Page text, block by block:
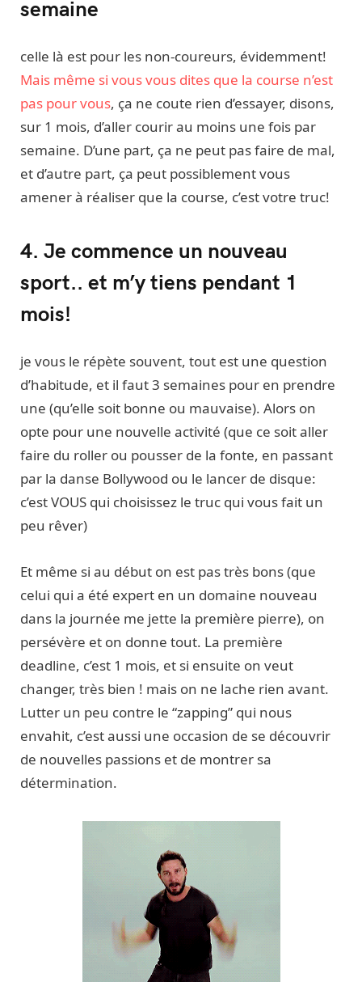
semaine
celle là est pour les non-coureurs, évidemment!
Mais même si vous vous dites que la course n’est
pas pour vous, ça ne coute rien d’essayer, disons,
sur 1 mois, d’aller courir au moins une fois par
semaine. D’une part, ça ne peut pas faire de mal,
et d’autre part, ça peut possiblement vous
amener à réaliser que la course, c’est votre truc!
4. Je commence un nouveau
sport.. et m’y tiens pendant 1
mois!
je vous le répète souvent, tout est une question
d’habitude, et il faut 3 semaines pour en prendre
une (qu’elle soit bonne ou mauvaise). Alors on
opte pour une nouvelle activité (que ce soit aller
faire du roller ou pousser de la fonte, en passant
par la danse Bollywood ou le lancer de disque:
c’est VOUS qui choisissez le truc qui vous fait un
peu rêver)
Et même si au début on est pas très bons (que
celui qui a été expert en un domaine nouveau
dans la journée me jette la première pierre), on
persévère et on donne tout. La première
deadline, c’est 1 mois, et si ensuite on veut
changer, très bien ! mais on ne lache rien avant.
Lutter un peu contre le “zapping” qui nous
envahit, c’est aussi une occasion de se découvrir
de nouvelles passions et de montrer sa
détermination.